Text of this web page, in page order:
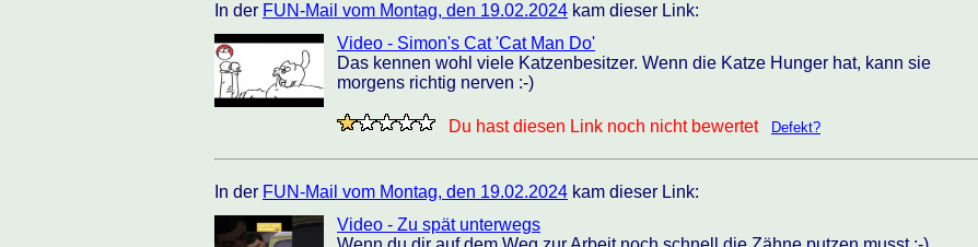
In der FUN-Mail vom Montag, den 19.02.2024 kam dieser Link:
Video - Simon's Cat 'Cat Man Do'
Das kennen wohl viele Katzenbesitzer. Wenn die Katze Hunger hat, kann sie
morgens richtig nerven :-)
Du hast diesen Link noch nicht bewertet Defekt?
In der FUN-Mail vom Montag, den 19.02.2024 kam dieser Link:
Video - Zu spät unterwegs